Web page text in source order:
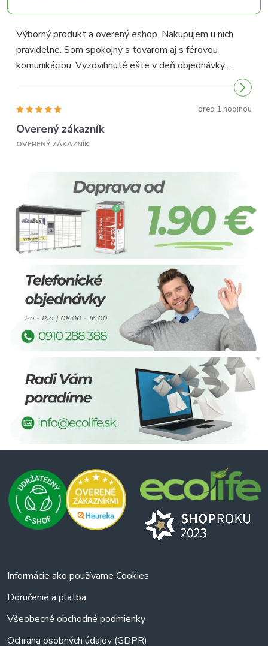
Výborný produkt a overený eshop. Nakupujem u nich
pravidelne. Som spokojný s tovarom aj s férovou
komunikáciou. Vyzdvihnuté ešte v deň objednávky.
pred 1 hodinou
Overený zákazník
OVERENÝ ZÁKAZNÍK
Informácie ako používame Cookies
Doručenie a platba
Všeobecné obchodné podmienky
Ochrana osobných údajov (GDPR)